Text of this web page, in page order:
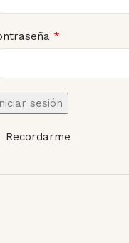
*
sesión
Recordarme